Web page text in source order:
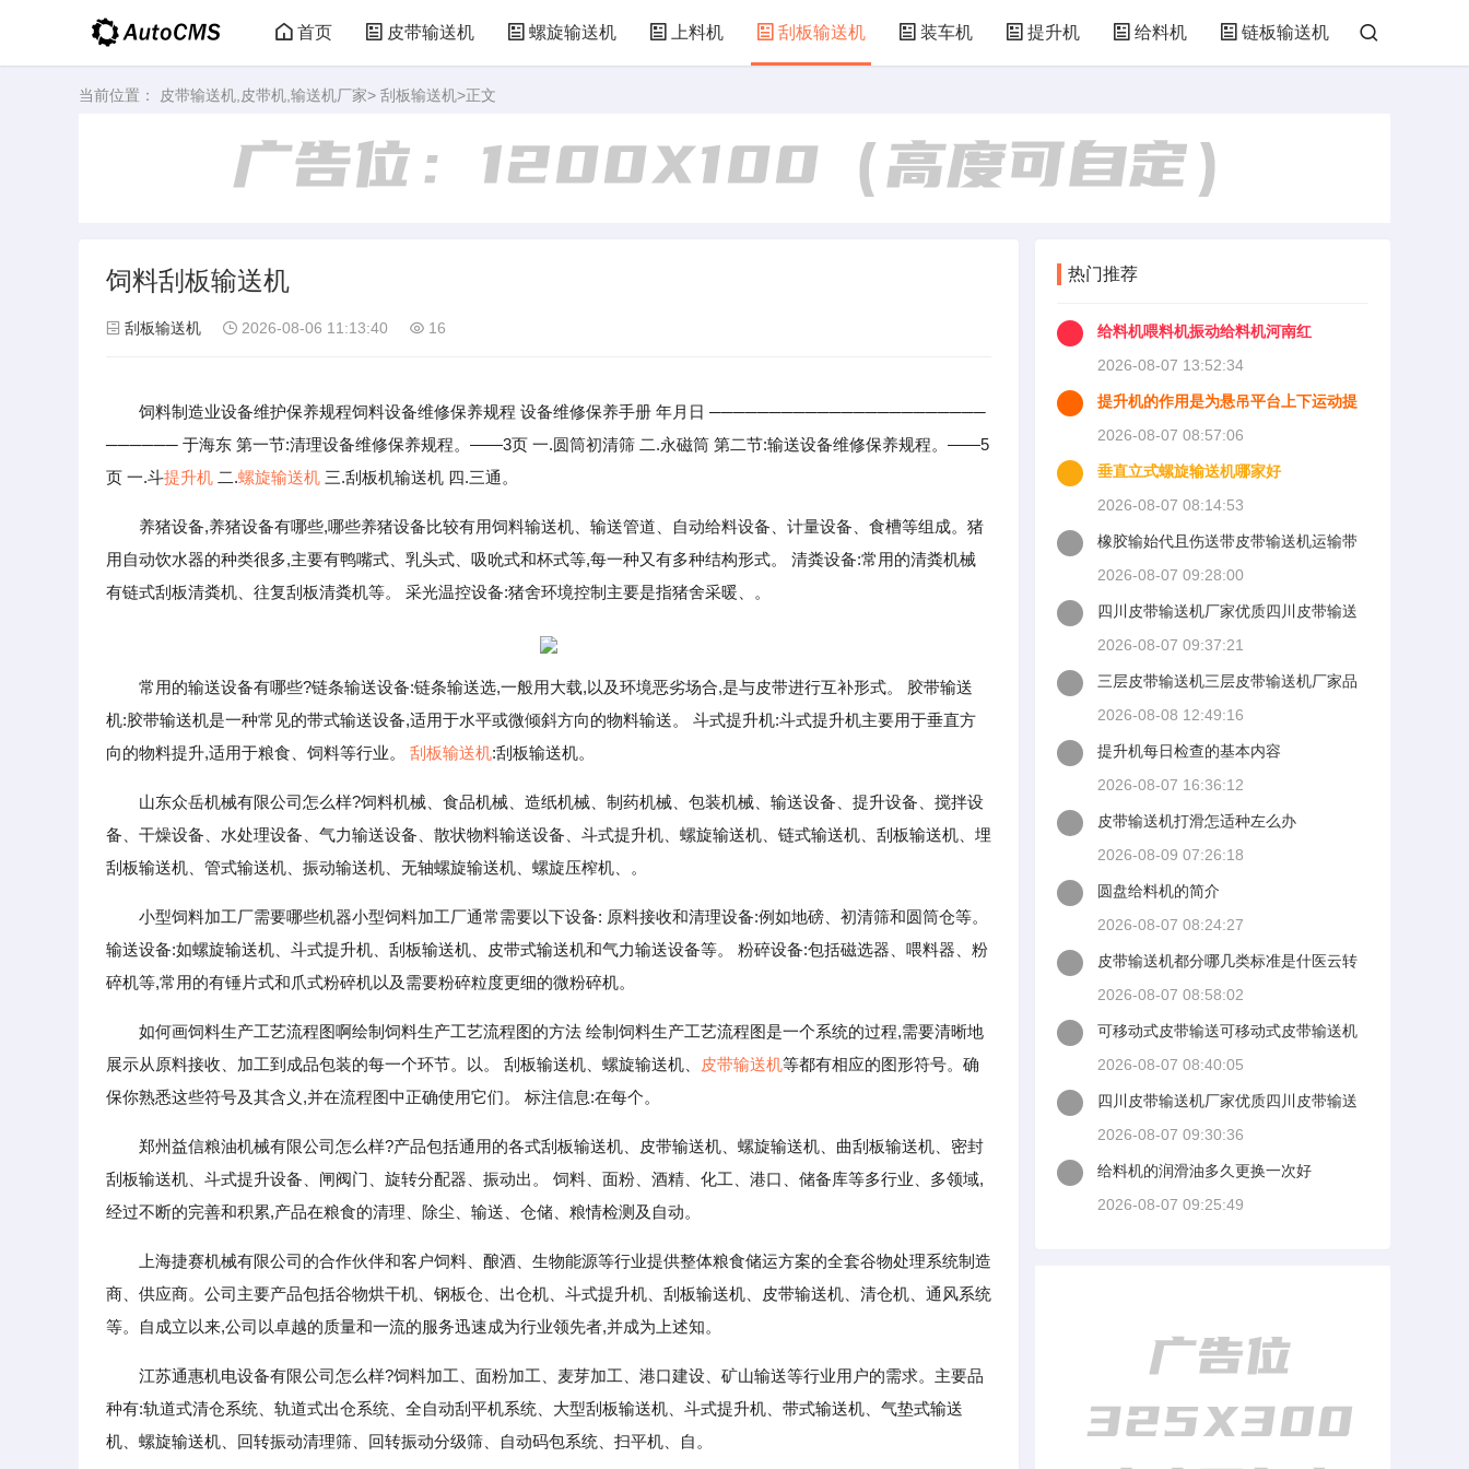
首页 皮带输送机 螺旋输送机 上料机 刮板输送机 装车机 提升机 给料机 链板输送机
当前位置： 皮带输送机,皮带机,输送机厂家> 刮板输送机>正文
饲料刮板输送机
刮板输送机 2026-08-06 11:13:40 16
饲料制造业设备维护保养规程饲料设备维修保养规程 设备维修保养手册 年月日 ───────────────────────
────── 于海东 第一节:清理设备维修保养规程。——3页 一.圆筒初清筛 二.永磁筒 第二节:输送设备维修保养规程。——5
页 一.斗提升机 二.螺旋输送机 三.刮板机输送机 四.三通。
养猪设备,养猪设备有哪些,哪些养猪设备比较有用饲料输送机、输送管道、自动给料设备、计量设备、食槽等组成。猪
用自动饮水器的种类很多,主要有鸭嘴式、乳头式、吸吮式和杯式等,每一种又有多种结构形式。 清粪设备:常用的清粪机械
有链式刮板清粪机、往复刮板清粪机等。 采光温控设备:猪舍环境控制主要是指猪舍采暖、。
常用的输送设备有哪些?链条输送设备:链条输送选,一般用大载,以及环境恶劣场合,是与皮带进行互补形式。 胶带输送
机:胶带输送机是一种常见的带式输送设备,适用于水平或微倾斜方向的物料输送。 斗式提升机:斗式提升机主要用于垂直方
向的物料提升,适用于粮食、饲料等行业。 刮板输送机:刮板输送机。
山东众岳机械有限公司怎么样?饲料机械、食品机械、造纸机械、制药机械、包装机械、输送设备、提升设备、搅拌设
备、干燥设备、水处理设备、气力输送设备、散状物料输送设备、斗式提升机、螺旋输送机、链式输送机、刮板输送机、埋
刮板输送机、管式输送机、振动输送机、无轴螺旋输送机、螺旋压榨机、。
小型饲料加工厂需要哪些机器小型饲料加工厂通常需要以下设备: 原料接收和清理设备:例如地磅、初清筛和圆筒仓等。
输送设备:如螺旋输送机、斗式提升机、刮板输送机、皮带式输送机和气力输送设备等。 粉碎设备:包括磁选器、喂料器、粉
碎机等,常用的有锤片式和爪式粉碎机以及需要粉碎粒度更细的微粉碎机。
如何画饲料生产工艺流程图啊绘制饲料生产工艺流程图的方法 绘制饲料生产工艺流程图是一个系统的过程,需要清晰地
展示从原料接收、加工到成品包装的每一个环节。以。 刮板输送机、螺旋输送机、
皮带输送机等都有相应的图形符号。确
保你熟悉这些符号及其含义,并在流程图中正确使用它们。 标注信息:在每个。
郑州益信粮油机械有限公司怎么样?产品包括通用的各式刮板输送机、皮带输送机、螺旋输送机、曲刮板输送机、密封
刮板输送机、斗式提升设备、闸阀门、旋转分配器、振动出。 饲料、面粉、酒精、化工、港口、储备库等多行业、多领域,
经过不断的完善和积累,产品在粮食的清理、除尘、输送、仓储、粮情检测及自动。
上海捷赛机械有限公司的合作伙伴和客户饲料、酿酒、生物能源等行业提供整体粮食储运方案的全套谷物处理系统制造
商、供应商。公司主要产品包括谷物烘干机、钢板仓、出仓机、斗式提升机、刮板输送机、皮带输送机、清仓机、通风系统
等。自成立以来,公司以卓越的质量和一流的服务迅速成为行业领先者,并成为上述知。
江苏通惠机电设备有限公司怎么样?饲料加工、面粉加工、麦芽加工、港口建设、矿山输送等行业用户的需求。主要品
种有:轨道式清仓系统、轨道式出仓系统、全自动刮平机系统、大型刮板输送机、斗式提升机、带式输送机、气垫式输送
机、螺旋输送机、回转振动清理筛、回转振动分级筛、自动码包系统、扫平机、自。
热门推荐
给料机喂料机振动给料机河南红
2026-08-07 13:52:34
提升机的作用是为悬吊平台上下运动提
2026-08-07 08:57:06
垂直立式螺旋输送机哪家好
2026-08-07 08:14:53
橡胶输始代且伤送带皮带输送机运输带
2026-08-07 09:28:00
四川皮带输送机厂家优质四川皮带输送
2026-08-07 09:37:21
三层皮带输送机三层皮带输送机厂家品
2026-08-08 12:49:16
提升机每日检查的基本内容
2026-08-07 16:36:12
皮带输送机打滑怎适种左么办
2026-08-09 07:26:18
圆盘给料机的简介
2026-08-07 08:24:27
皮带输送机都分哪几类标准是什医云转
2026-08-07 08:58:02
可移动式皮带输送可移动式皮带输送机
2026-08-07 08:40:05
四川皮带输送机厂家优质四川皮带输送
2026-08-07 09:30:36
给料机的润滑油多久更换一次好
2026-08-07 09:25:49